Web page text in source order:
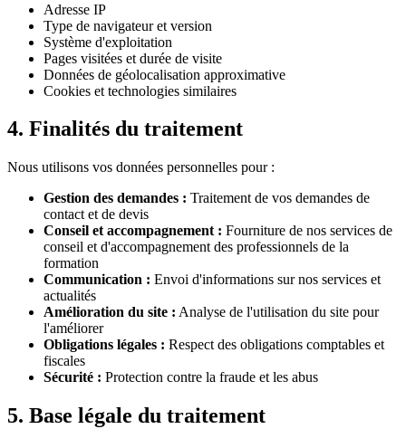
Adresse IP
Type de navigateur et version
Système d'exploitation
Pages visitées et durée de visite
Données de géolocalisation approximative
Cookies et technologies similaires
4. Finalités du traitement
Nous utilisons vos données personnelles pour :
Gestion des demandes : Traitement de vos demandes de
contact et de devis
Conseil et accompagnement : Fourniture de nos services de
conseil et d'accompagnement des professionnels de la
formation
Communication : Envoi d'informations sur nos services et
actualités
Amélioration du site : Analyse de l'utilisation du site pour
l'améliorer
Obligations légales : Respect des obligations comptables et
fiscales
Sécurité : Protection contre la fraude et les abus
5. Base légale du traitement